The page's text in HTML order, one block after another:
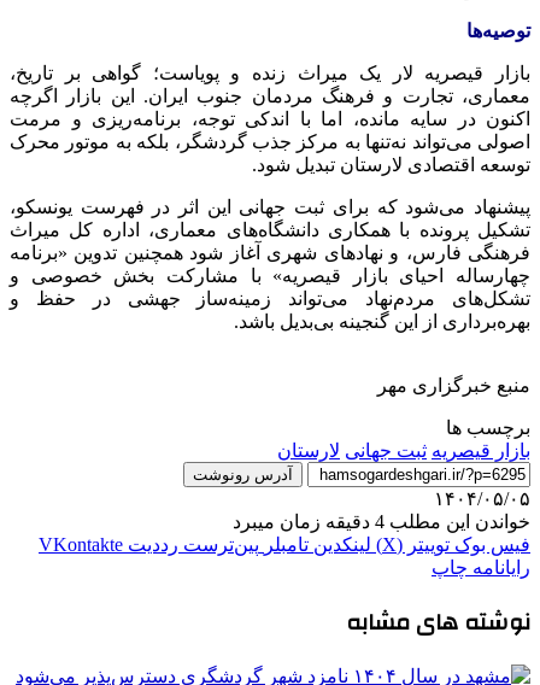
توصیه‌ها
بازار قیصریه لار یک میراث زنده و پویاست؛ گواهی بر تاریخ،
معماری، تجارت و فرهنگ مردمان جنوب ایران. این بازار اگرچه
اکنون در سایه مانده، اما با اندکی توجه، برنامه‌ریزی و مرمت
اصولی می‌تواند نه‌تنها به مرکز جذب گردشگر، بلکه به موتور محرک
توسعه اقتصادی لارستان تبدیل شود.
پیشنهاد می‌شود که برای ثبت جهانی این اثر در فهرست یونسکو،
تشکیل پرونده با همکاری دانشگاه‌های معماری، اداره کل میراث
فرهنگی فارس، و نهادهای شهری آغاز شود همچنین تدوین «برنامه
چهارساله احیای بازار قیصریه» با مشارکت بخش خصوصی و
تشکل‌های مردم‌نهاد می‌تواند زمینه‌ساز جهشی در حفظ و
بهره‌برداری از این گنجینه بی‌بدیل باشد.
منبع خبرگزاری مهر
برچسب ها
بازار قیصریه ثبت جهانی لارستان
آدرس رونوشت
۱۴۰۴/۰۵/۰۵
خواندن این مطلب 4 دقیقه زمان میبرد
فیس بوک توییتر (X) لینکدین ‫تامبلر ‫پین‌ترست ‫رددیت ‫VKontakte
رایانامه چاپ
نوشته های مشابه